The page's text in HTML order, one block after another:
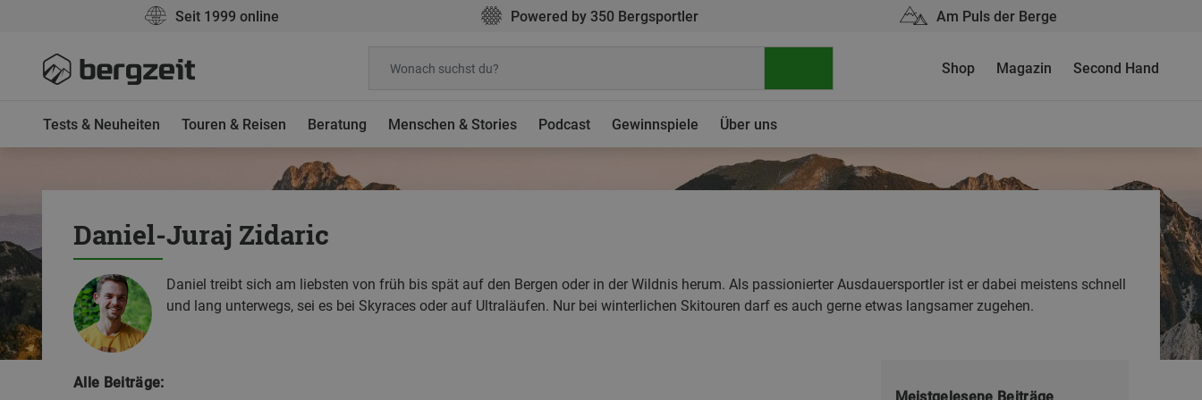
Seit 1999 online Powered by 350 Bergsportler Am Puls der Berge
Tests & Neuheiten Touren & Reisen Beratung Menschen & Stories Podcast Gewinnspiele Über uns
Shop Magazin Second Hand
Daniel-Juraj Zidaric
Daniel treibt sich am liebsten von früh bis spät auf den Bergen oder in der Wildnis herum. Als passionierter Ausdauersportler ist er dabei meistens schnell
und lang unterwegs, sei es bei Skyraces oder auf Ultraläufen. Nur bei winterlichen Skitouren darf es auch gerne etwas langsamer zugehen.
Alle Beiträge: